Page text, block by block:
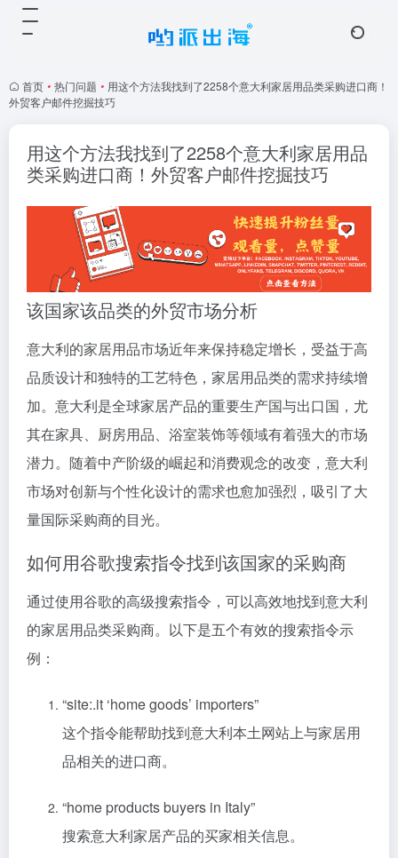
首页 • 热门问题 • 用这个方法我找到了2258个意大利家居用品类采购进口商！
外贸客户邮件挖掘技巧
用这个方法我找到了2258个意大利家居用品
类采购进口商！外贸客户邮件挖掘技巧
该国家该品类的外贸市场分析
意大利的家居用品市场近年来保持稳定增长，受益于高
品质设计和独特的工艺特色，家居用品类的需求持续增
加。意大利是全球家居产品的重要生产国与出口国，尤
其在家具、厨房用品、浴室装饰等领域有着强大的市场
潜力。随着中产阶级的崛起和消费观念的改变，意大利
市场对创新与个性化设计的需求也愈加强烈，吸引了大
量国际采购商的目光。
如何用谷歌搜索指令找到该国家的采购商
通过使用谷歌的高级搜索指令，可以高效地找到意大利
的家居用品类采购商。以下是五个有效的搜索指令示
例：
“site:.it ‘home goods’ importers”
这个指令能帮助找到意大利本土网站上与家居用
品相关的进口商。
“home products buyers in Italy”
搜索意大利家居产品的买家相关信息。